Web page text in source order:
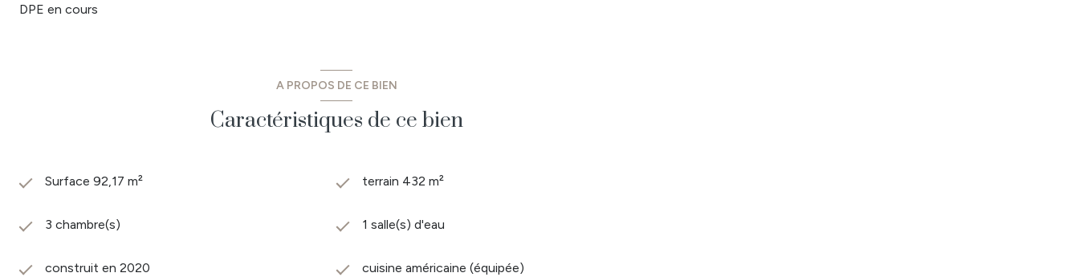
DPE en cours
A PROPOS DE CE BIEN
Caractéristiques de ce bien
Surface 92,17 m² terrain 432 m²
3 chambre(s) 1 salle(s) d'eau
construit en 2020 cuisine américaine (équipée)